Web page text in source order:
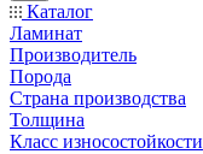
Каталог
Ламинат
Производитель
Порода
Страна производства
Толщина
Класс износостойкости